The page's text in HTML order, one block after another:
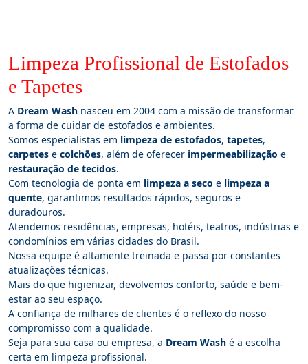
Limpeza Profissional de Estofados
e Tapetes
A Dream Wash nasceu em 2004 com a missão de transformar
a forma de cuidar de estofados e ambientes.
Somos especialistas em limpeza de estofados, tapetes,
carpetes e colchões, além de oferecer impermeabilização e
restauração de tecidos.
Com tecnologia de ponta em limpeza a seco e limpeza a
quente, garantimos resultados rápidos, seguros e
duradouros.
Atendemos residências, empresas, hotéis, teatros, indústrias e
condomínios em várias cidades do Brasil.
Nossa equipe é altamente treinada e passa por constantes
atualizações técnicas.
Mais do que higienizar, devolvemos conforto, saúde e bem-
estar ao seu espaço.
A confiança de milhares de clientes é o reflexo do nosso
compromisso com a qualidade.
Seja para sua casa ou empresa, a Dream Wash é a escolha
certa em limpeza profissional.